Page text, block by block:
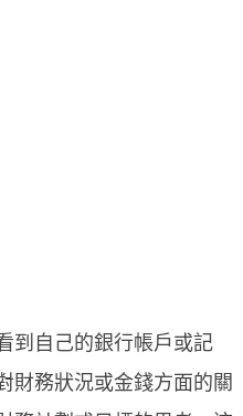
到自己的銀行帳戶或記
財務狀況或金錢方面的關